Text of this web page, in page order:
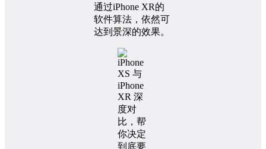
通过iPhone XR的
软件算法，依然可
达到景深的效果。